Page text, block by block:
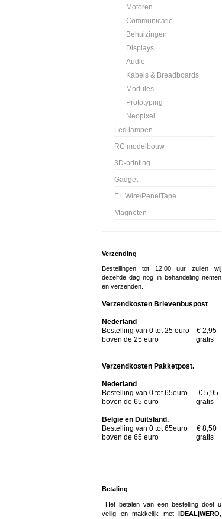
Motoren
Communicatie
Behuizingen
Displays
Audio
Kabels & Breadboards
Modules
Prototyping
Neopixel
Led lampen
RC modelbouw
3D-printing
Gadget
EL Wire/PenelTape
Magneten
Verzending
Bestellingen tot 12.00 uur zullen wij
dezelfde dag nog in behandeling nemen
en verzenden.
Verzendkosten Brievenbuspost
Nederland
Bestelling van 0 tot 25 euro € 2,95
boven de 25 euro gratis
Verzendkosten Pakketpost.
Nederland
Bestelling van 0 tot 65euro € 5,95
boven de 65 euro gratis
België en Duitsland.
Bestelling van 0 tot 65euro € 8,50
boven de 65 euro gratis
Betaling
Het betalen van een bestelling doet u
veilig en makkelijk met iDEAL|WERO,